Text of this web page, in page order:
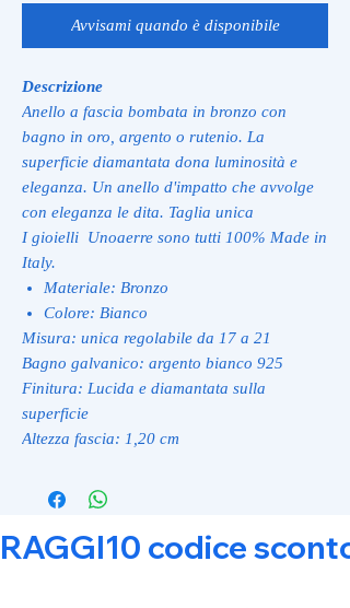
Avvisami quando è disponibile
Descrizione
Anello a fascia bombata in bronzo con
bagno in oro, argento o rutenio. La
superficie diamantata dona luminosità e
eleganza. Un anello d'impatto che avvolge
con eleganza le dita. Taglia unica
I gioielli Unoaerre sono tutti 100% Made in
Italy.
Materiale: Bronzo
Colore: Bianco
Misura: unica regolabile da 17 a 21
Bagno galvanico: argento bianco 925
Finitura: Lucida e diamantata sulla
superficie
Altezza fascia: 1,20 cm
RAGGI10 codice